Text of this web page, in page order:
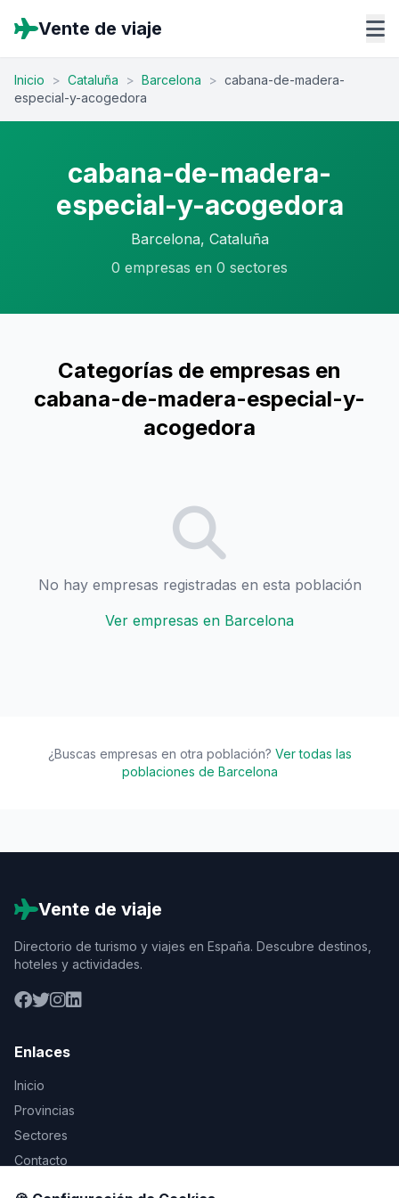
Vente de viaje
Inicio > Cataluña > Barcelona > cabana-de-madera-
especial-y-acogedora
cabana-de-madera-
especial-y-acogedora
Barcelona, Cataluña
0 empresas en 0 sectores
Categorías de empresas en
cabana-de-madera-especial-y-
acogedora
No hay empresas registradas en esta población
Ver empresas en Barcelona
¿Buscas empresas en otra población? Ver todas las
poblaciones de Barcelona
Vente de viaje
Directorio de turismo y viajes en España. Descubre destinos,
hoteles y actividades.
Enlaces
Inicio
Provincias
Sectores
Contacto